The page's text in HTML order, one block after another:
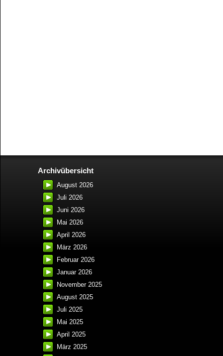
Archivübersicht
August 2026
Juli 2026
Juni 2026
Mai 2026
April 2026
März 2026
Februar 2026
Januar 2026
November 2025
August 2025
Juli 2025
Mai 2025
April 2025
März 2025